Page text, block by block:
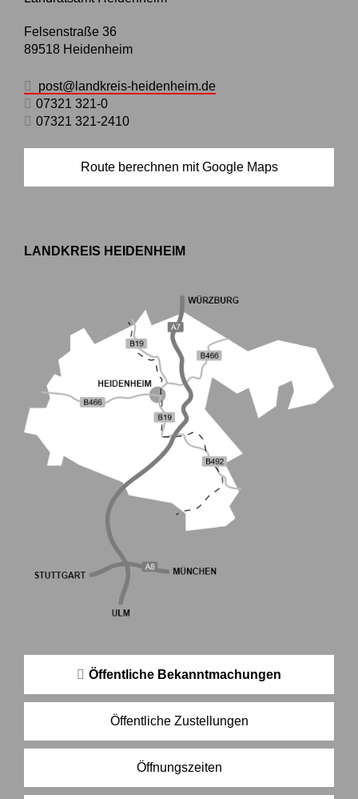
Felsenstraße 36
89518 Heidenheim
post@landkreis-heidenheim.de
07321 321-0
07321 321-2410
Route berechnen mit Google Maps
LANDKREIS HEIDENHEIM
Öffentliche Bekanntmachungen
Öffentliche Zustellungen
Öffnungszeiten